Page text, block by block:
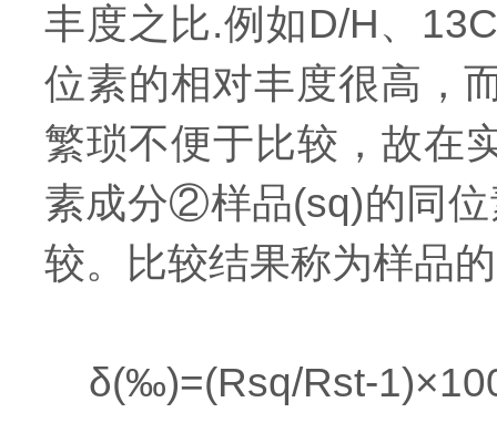
丰度之比.例如D/H、
位素的相对丰度很高，
繁琐不便于比较，故在
素成分②样品(sq)的同位
较。比较结果称为样品
δ(‰)=(Rsq/Rst-